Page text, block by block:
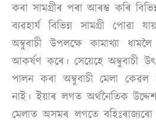
কৰা সামগ্ৰীৰ পৰা আৰম্ভ কৰি
ব্যৱহার্য বিভিন্ন সামগ্ৰী পোৱা
অম্বুবাচী উপলক্ষে কামাখ্যা
আকৰ্ষণ কৰে। সেয়েহেঅম্বুবাচী
পালন কৰা অম্বুবাচী মেলা কেৱল
নাই। ইয়াৰ লগত অৰ্থনৈতিক
মেলাত অসমৰ লগতে বহিঃৰাজ্যৰো